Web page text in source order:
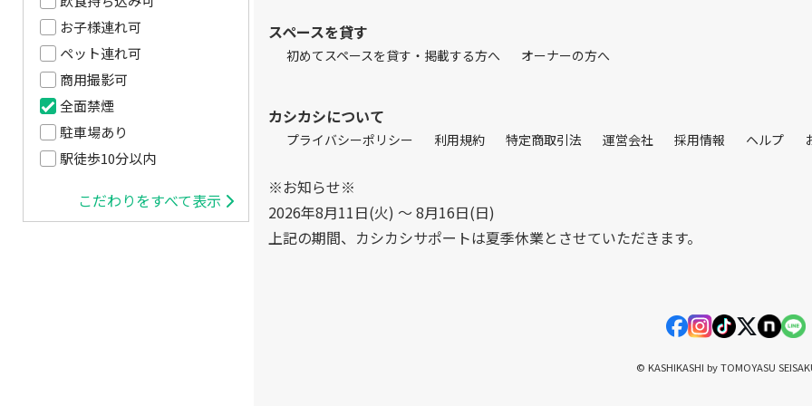
駅徒歩10分以内
お子様連れ可
ペット連れ可
商用撮影可
全面禁煙
駐車場あり
こだわりをすべて表示
スペースを貸す
初めてスペースを貸す・掲載する方へ オーナーの方へ
カシカシについて
プライバシーポリシー 利用規約 特定商取引法 運営会社 採用情報 ヘルプ
※お知らせ※
2026年8月11日(火) 〜 8月16日(日)
上記の期間、カシカシサポートは夏季休業とさせていただきます。
© KASHIKASHI by TOMOYASU